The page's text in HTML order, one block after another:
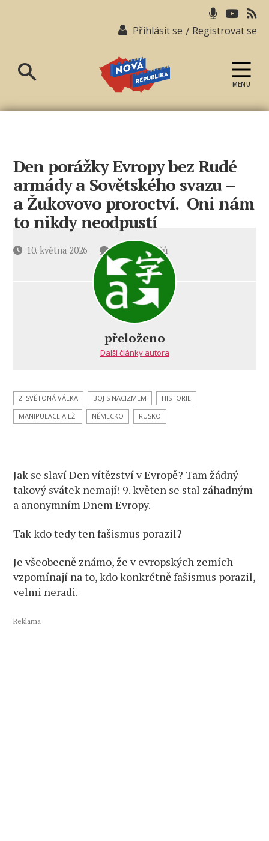
Přihlásit se / Registrovat se
republika
MENU
Den porážky Evropy bez Rudé
armády a Sovětského svazu –
a Žukovovo proroctví. Oni nám
to nikdy neodpustí
Datum10. května 2026 19 komentářůu
textu
názvem
Den
Rudé
svazu
–
to
nikdy
přeloženo
Další články autora
2. SVĚTONÁ VÁLKA BOJ S NACIZMEM
HISTORIE
MANIPULACE A LŽI
NĚMECKO RUSKO
Jak se slaví Den vítězství v Evropě? Tam žádný
takový svátek nemají! 9. květen se stal záhadným
a anonymním Dnem Evropy.
Tak kdo tedy ten fašismus porazil?
Je všeobecně známo, že v evropských zemích
vzpomínají na to, kdo konkrétně fašismus porazil,
velmi neradi.
Reklama